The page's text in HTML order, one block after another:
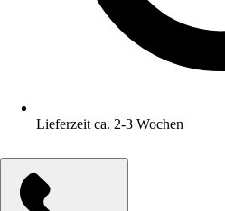
Lieferzeit ca. 2-3 Wochen